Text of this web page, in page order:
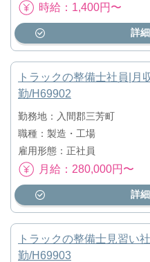
時給：1,400円〜
詳
トラックの整備士社員|月
勤/H69902
勤務地：入間郡三芳町
職種：製造・工場
雇用形態：正社員
月給：280,000円〜
詳
トラックの整備士見習い
勤/H69903